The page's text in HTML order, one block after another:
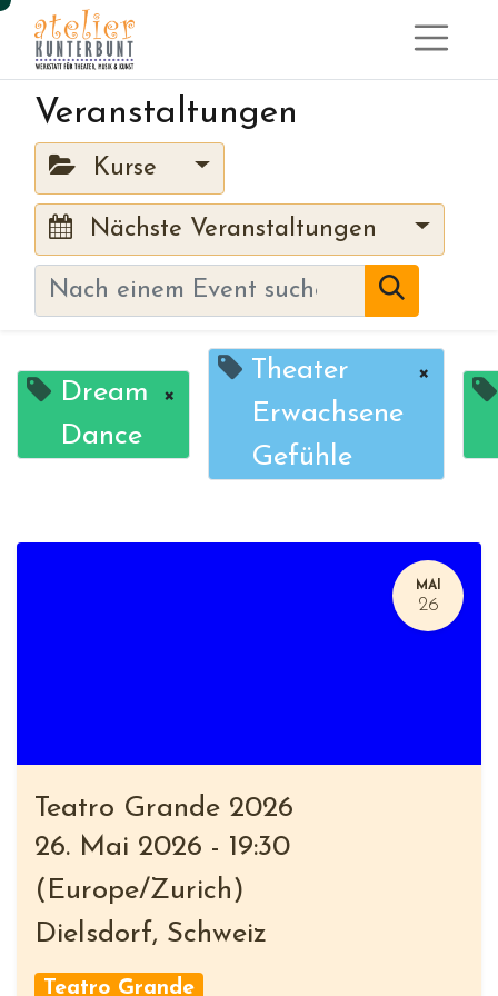
Veranstaltungen
Kurse
Nächste Veranstaltungen
Dream
Dance
×
Theater
Erwachsene
Gefühle
×
MAI
26
Teatro Grande 2026
26. Mai 2026 - 19:30
( Europe/Zurich )
Dielsdorf, Schweiz
Teatro Grande